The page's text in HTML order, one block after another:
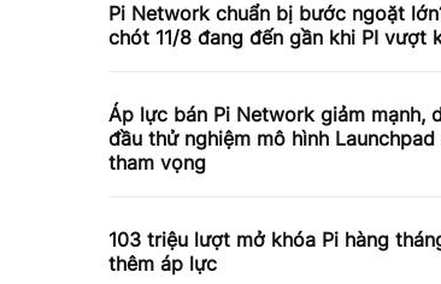
Pi Network chuẩn bị bước ngoặt
chót 11/8 đang đến gần khi PI vượt
Áp lực bán Pi Network giảm mạnh,
đầu thử nghiệm mô hình Launchpad
tham vọng
103 triệu lượt mở khóa Pi hàng
thêm áp lực